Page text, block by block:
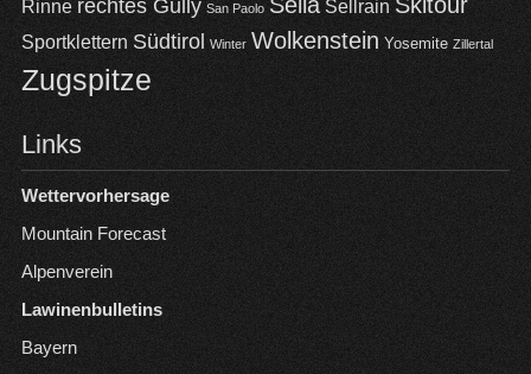
Rinne rechtes Gully San Paolo Sellrain
Sportklettern Südtirol Winter Wolkenstein Yosemite Zillertal
Zugspitze
Links
Wettervorhersage
Mountain Forecast
Alpenverein
Lawinenbulletins
Bayern